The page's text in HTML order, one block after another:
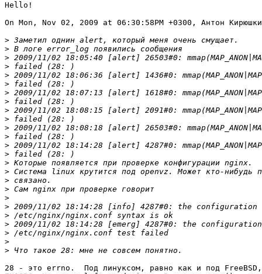
Hello!
On Mon, Nov 02, 2009 at 06:30:58PM +0300, Антон
>
>
>
>
>
>
>
>
>
>
>
>
>
>
>
>
>
>
>
>
>
>
>
>
>
28 - это errno.  Под линуксом, равно как и под